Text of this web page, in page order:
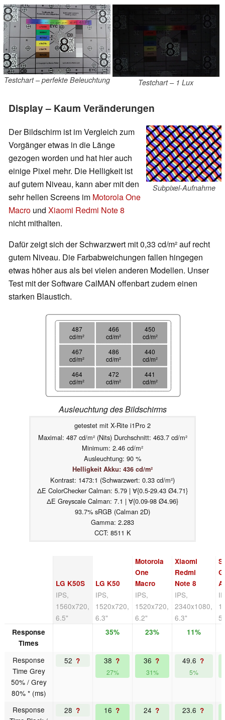
Testchart – perfekte Beleuchtung Testchart – 1 Lux
Display – Kaum Veränderungen
Subpixel-Aufnahme
Der Bildschirm ist im Vergleich zum
Vorgänger etwas in die Länge
gezogen worden und hat hier auch
einige Pixel mehr. Die Helligkeit ist
auf gutem Niveau, kann aber mit den
sehr hellen Screens im Motorola One
Macro und Xiaomi Redmi Note 8
nicht mithalten.
Dafür zeigt sich der Schwarzwert mit 0,33 cd/m² auf recht
gutem Niveau. Die Farbabweichungen fallen hingegen
etwas höher aus als bei vielen anderen Modellen. Unser
Test mit der Software CalMAN offenbart zudem einen
starken Blaustich.
487
cd/m²
466
cd/m²
450
cd/m²
467
cd/m²
486
cd/m²
440
cd/m²
464
cd/m²
472
cd/m²
441
cd/m²
Ausleuchtung des Bildschirms
getestet mit X-Rite i1Pro 2
Maximal: 487 cd/m² (Nits) Durchschnitt: 463.7 cd/m²
Minimum: 2.46 cd/m²
Ausleuchtung: 90 %
Helligkeit Akku: 436 cd/m²
Kontrast: 1473:1 (Schwarzwert: 0.33 cd/m²)
ΔE ColorChecker Calman: 5.79 | ∀{0.5-29.43 Ø4.71}
ΔE Greyscale Calman: 7.1 | ∀{0.09-98 Ø4.96}
93.7% sRGB (Calman 2D)
Gamma: 2.283
CCT: 8511 K
LG K50S
IPS,
1560x720,
6.5"
LG K50
IPS,
1520x720,
6.3"
Motorola
One
Macro
IPS,
1520x720,
6.2"
Xiaomi
Redmi
Note 8
IPS,
2340x1080,
6.3"
Response
Times
35% 23% 11%
Response
Time Grey
50% / Grey
80% * (ms)
52 ? 38 ?
27%
36 ?
31%
49.6 ?
5%
Response
28 ? 16 ? 24 ? 23.6 ?